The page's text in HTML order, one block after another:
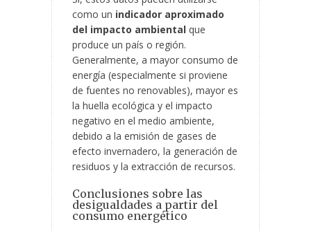
como un indicador aproximado
del impacto ambiental que
produce un país o región.
Generalmente, a mayor consumo de
energía (especialmente si proviene
de fuentes no renovables), mayor es
la huella ecológica y el impacto
negativo en el medio ambiente,
debido a la emisión de gases de
efecto invernadero, la generación de
residuos y la extracción de recursos.
Conclusiones sobre las
desigualdades a partir del
consumo energético